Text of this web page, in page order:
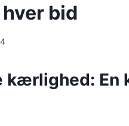
bid
En